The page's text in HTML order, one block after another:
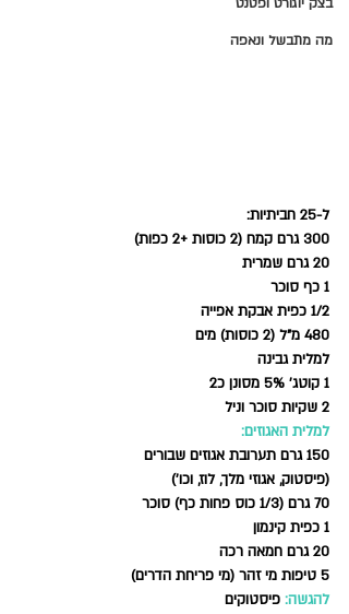
מה מתבשל ונאפה
ל-25 חביתיות:
300 גרם קמח (2 כוסות +2 כפות)
20 גרם שמרית
1 כף סוכר
1/2 כפית אבקת אפייה
480 מ"ל (2 כוסות) מים
למלית גבינה
1 קוטג' 5% מסונן כ2
2 שקיות סוכר וניל
למלית האגוזים:
150 גרם תערובת אגוזים שבורים
(פיסטוק, אגוזי מלך, לוז, וכו')
70 גרם (1/3 כוס פחות כף) סוכר
1 כפית קינמון
20 גרם חמאה רכה
5 טיפות מי זהר (מי פריחת הדרים)
להגשה: פיסטוקים